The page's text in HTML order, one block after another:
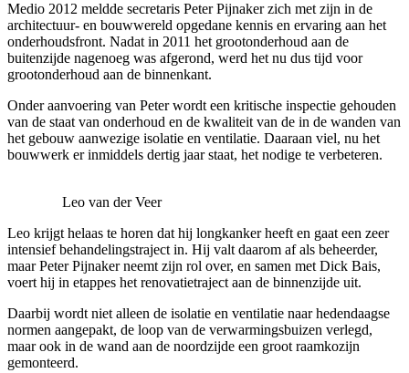
Medio 2012 meldde secretaris Peter Pijnaker zich met zijn in de
architectuur- en bouwwereld opgedane kennis en ervaring aan het
onderhoudsfront. Nadat in 2011 het grootonderhoud aan de
buitenzijde nagenoeg was afgerond, werd het nu dus tijd voor
grootonderhoud aan de binnenkant.
Onder aanvoering van Peter wordt een kritische inspectie gehouden
van de staat van onderhoud en de kwaliteit van de in de wanden van
het gebouw aanwezige isolatie en ventilatie. Daaraan viel, nu het
bouwwerk er inmiddels dertig jaar staat, het nodige te verbeteren.
Leo van der Veer
Leo krijgt helaas te horen dat hij longkanker heeft en gaat een zeer
intensief behandelingstraject in. Hij valt daarom af als beheerder,
maar Peter Pijnaker neemt zijn rol over, en samen met Dick Bais,
voert hij in etappes het renovatietraject aan de binnenzijde uit.
Daarbij wordt niet alleen de isolatie en ventilatie naar hedendaagse
normen aangepakt, de loop van de verwarmingsbuizen verlegd,
maar ook in de wand aan de noordzijde een groot raamkozijn
gemonteerd.